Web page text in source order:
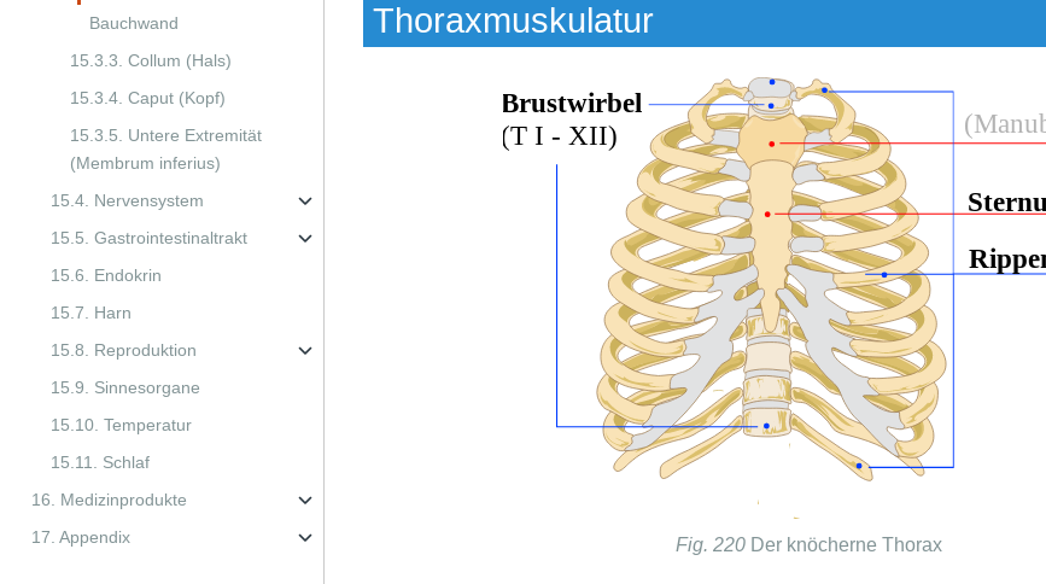
Bauchwand
15.3.3. Collum (Hals)
15.3.4. Caput (Kopf)
15.3.5. Untere Extremität
(Membrum inferius)
15.4. Nervensystem
15.5. Gastrointestinaltrakt
15.6. Endokrin
15.7. Harn
15.8. Reproduktion
15.9. Sinnesorgane
15.10. Temperatur
15.11. Schlaf
16. Medizinprodukte
17. Appendix
Thoraxmuskulatur
Fig. 220 Der knöcherne Thorax